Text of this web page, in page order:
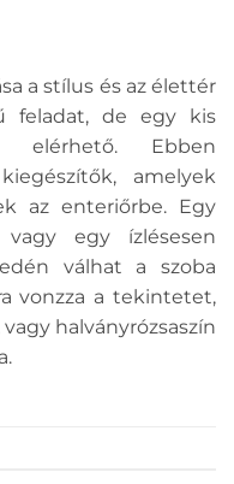
a stílus és az élettér
feladat, de egy kis
elérhető. Ebben
amelyek
az enteriőrbe. Egy
egy ízlésesen
válhat a szoba
vonzza a tekintetet,
halványrózsaszín